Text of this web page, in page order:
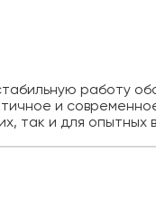
работу
и
так и для опытных